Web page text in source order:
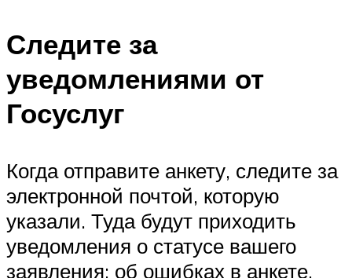
Следите за
уведомлениями от
Госуслуг
Когда отправите анкету, следите за
электронной почтой, которую
указали. Туда будут приходить
уведомления о статусе вашего
заявления: об ошибках в анкете,